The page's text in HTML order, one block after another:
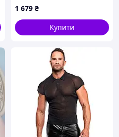
1 679 ₴
Купити